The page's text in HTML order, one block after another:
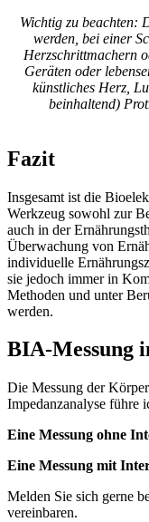
Wichtig zu beachten:
werden, bei einer
Herzschrittmachern
Geräten oder
künstliches Herz,
beinhaltend)
Fazit
Insgesamt ist die
Werkzeug sowohl zur
auch in der
Überwachung von
individuelle
sie jedoch immer in
Methoden und unter
werden.
BIA-Messung
Die Messung der
Impedanzanalyse führe
Eine Messung ohne
Eine Messung mit
Melden Sie sich gerne
vereinbaren.